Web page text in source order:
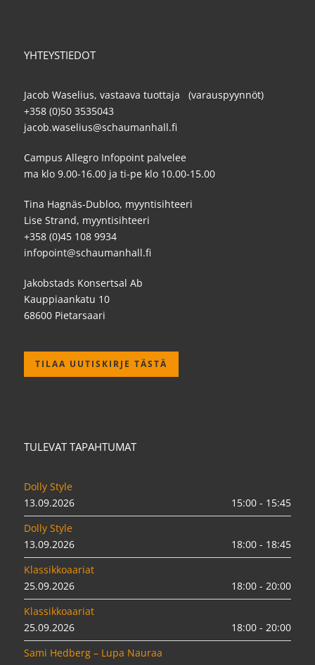
YHTEYSTIEDOT
Jacob Waselius, vastaava tuottaja (varauspyynnöt)
+358 (0)50 3535043
jacob.waselius@schaumanhall.fi
Campus Allegro Infopoint palvelee
ma klo 9.00-16.00 ja ti-pe klo 10.00-15.00
Tina Hagnäs-Dubloo, myyntisihteeri
Lise Strand, myyntisihteeri
+358 (0)45 108 9934
infopoint@schaumanhall.fi
Jakobstads Konsertsal Ab
Kauppiaankatu 10
68600 Pietarsaari
TILAA UUTISKIRJE TÄSTÄ
TULEVAT TAPAHTUMAT
Dolly Style
13.09.2026
15:00 - 15:45
Dolly Style
13.09.2026
18:00 - 18:45
Klassikkoaariat
25.09.2026
18:00 - 20:00
Klassikkoaariat
25.09.2026
18:00 - 20:00
Sami Hedberg – Lupa Nauraa